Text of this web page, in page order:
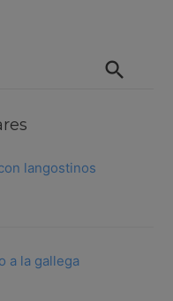
langostinos
a la gallega